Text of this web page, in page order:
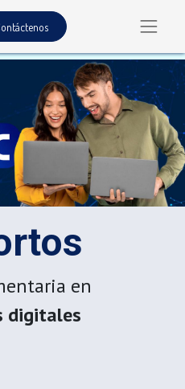
en
digitales